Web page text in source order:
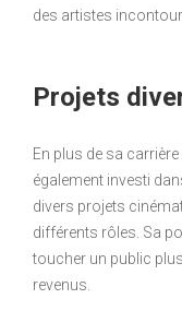
des artistes
Projets
En plus de sa
également investi
divers projets
différents rôles. Sa
toucher un public
revenus.